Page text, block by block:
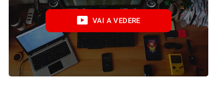
VAI A VEDERE